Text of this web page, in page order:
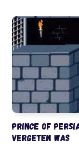
Prince of
vergeten was